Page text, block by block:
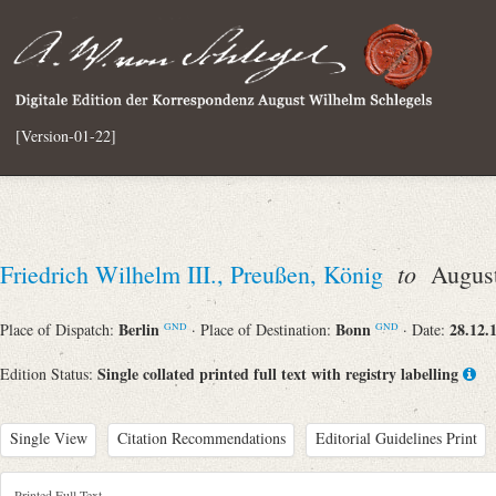
[Version-01-22]
Friedrich Wilhelm III., Preußen, König to
Place of Dispatch: Berlin GND · Place of Destination: Bonn GND · Date:
Edition Status: Single collated printed full text with registry labelling
Single View Citation Recommendations Editorial Guidelines Print